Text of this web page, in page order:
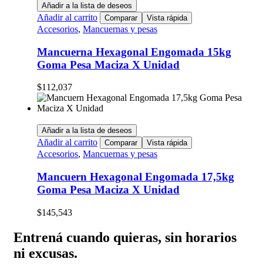
Añadir a la lista de deseos
Añadir al carrito Comparar Vista rápida
Accesorios, Mancuernas y pesas
Mancuerna Hexagonal Engomada 15kg
Goma Pesa Maciza X Unidad
$112,037
Añadir a la lista de deseos
Añadir al carrito Comparar Vista rápida
Accesorios, Mancuernas y pesas
Mancuern Hexagonal Engomada 17,5kg
Goma Pesa Maciza X Unidad
$145,543
Entrená cuando quieras, sin horarios
ni excusas.